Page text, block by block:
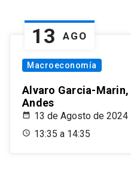
13 AGO
Macroeconomía
Alvaro Garcia-
Andes
13 de Agosto de 2024
13:35 a 14:35